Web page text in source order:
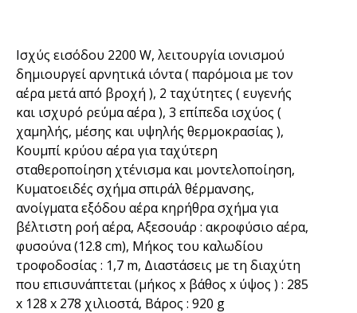
Ισχύς εισόδου 2200 W, λειτουργία ιονισμού
δημιουργεί αρνητικά ιόντα ( παρόμοια με τον
αέρα μετά από βροχή ), 2 ταχύτητες ( ευγενής
και ισχυρό ρεύμα αέρα ), 3 επίπεδα ισχύος (
χαμηλής, μέσης και υψηλής θερμοκρασίας ),
Κουμπί κρύου αέρα για ταχύτερη
σταθεροποίηση χτένισμα και μοντελοποίηση,
Κυματοειδές σχήμα σπιράλ θέρμανσης,
ανοίγματα εξόδου αέρα κηρήθρα σχήμα για
βέλτιστη ροή αέρα, Αξεσουάρ : ακροφύσιο αέρα,
φυσούνα (12.8 cm), Μήκος του καλωδίου
τροφοδοσίας : 1,7 m, Διαστάσεις με τη διαχύτη
που επισυνάπτεται (μήκος x βάθος x ύψος ) : 285
x 128 x 278 χιλιοστά, Βάρος : 920 g